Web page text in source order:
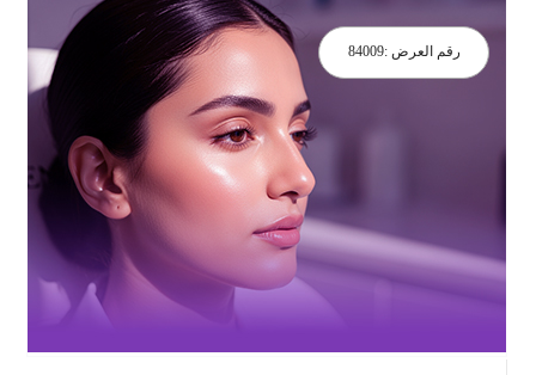
رقم العرض :84009